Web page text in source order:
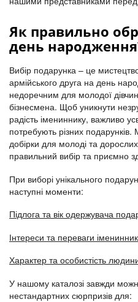
Як правильно
день
Вибір подарунка – це
армійського друга на день
недоречним для молодої
бізнесмена. Щоб уникнути
радість імениннику, важливо
потребують різних
добірки для молоді та
правильний вибір та приємно
При виборі унікального
наступні моменти:
Підлога та вік одержувача
Інтереси та переваги
Характер та особистість
У нашому каталозі завжди
нестандартних сюрпризів для: